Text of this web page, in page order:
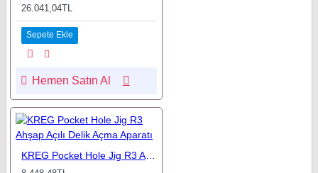
26.041,04TL
Sepete Ekle
Hemen Satın Al